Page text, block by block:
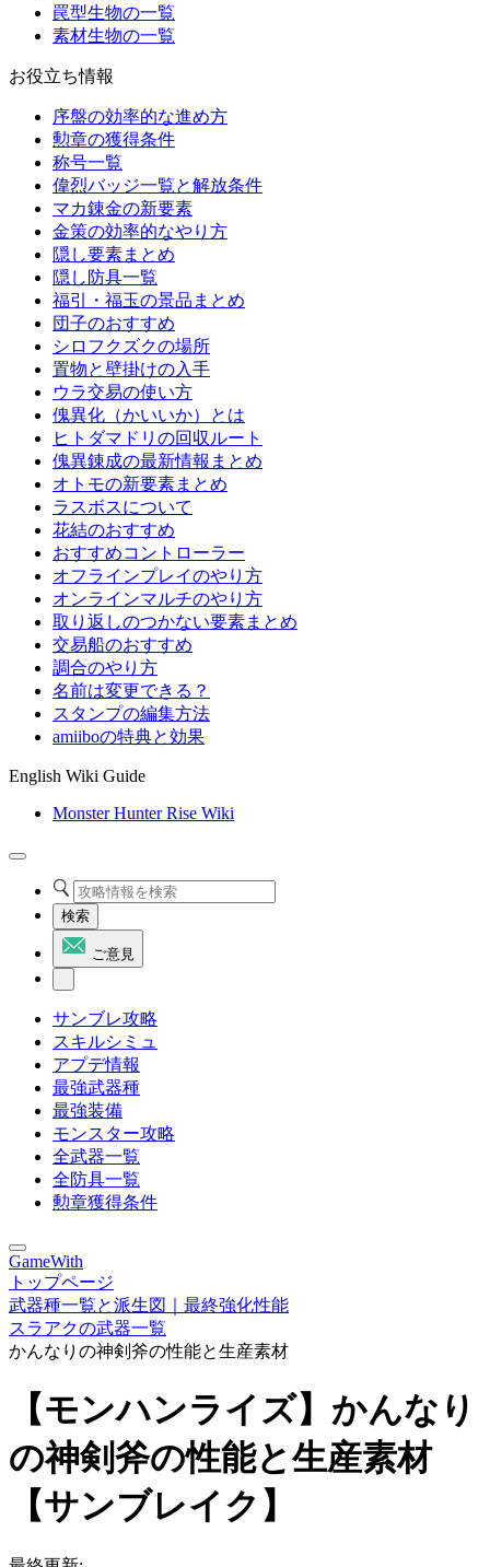
罠型生物の一覧
素材生物の一覧
お役立ち情報
序盤の効率的な進め方
勲章の獲得条件
称号一覧
偉烈バッジ一覧と解放条件
マカ錬金の新要素
金策の効率的なやり方
隠し要素まとめ
隠し防具一覧
福引・福玉の景品まとめ
団子のおすすめ
シロフクズクの場所
置物と壁掛けの入手
ウラ交易の使い方
傀異化（かいいか）とは
ヒトダマドリの回収ルート
傀異錬成の最新情報まとめ
オトモの新要素まとめ
ラスボスについて
花結のおすすめ
おすすめコントローラー
オフラインプレイのやり方
オンラインマルチのやり方
取り返しのつかない要素まとめ
交易船のおすすめ
調合のやり方
名前は変更できる？
スタンプの編集方法
amiiboの特典と効果
English Wiki Guide
Monster Hunter Rise Wiki
検索
ご意見
サンブレ攻略
スキルシミュ
アプデ情報
最強武器種
最強装備
モンスター攻略
全武器一覧
全防具一覧
勲章獲得条件
GameWith
トップページ
武器種一覧と派生図｜最終強化性能
スラアクの武器一覧
かんなりの神剣斧の性能と生産素材
【モンハンライズ】かんなり
の神剣斧の性能と生産素材
【サンブレイク】